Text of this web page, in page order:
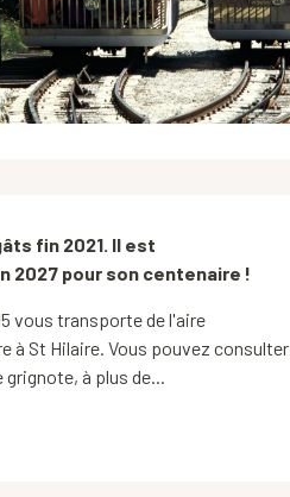
fin 2021. Il est
2027 pour son centenaire !
vous transporte de l'aire
à St Hilaire. Vous pouvez consulter
à plus de...